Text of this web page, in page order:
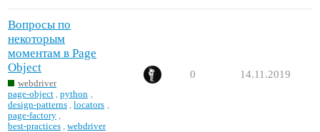
Вопросы по
некоторым
моментам в Page
Object
webdriver
page-object ,python
design-patterns ,locators
page-factory
best-practices ,webdriver
0 14.11.2019